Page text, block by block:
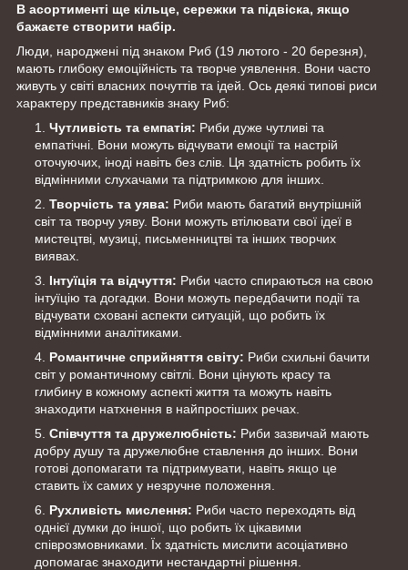
В асортименті ще кільце, сережки та підвіска, якщо
бажаєте створити набір.
Люди, народжені під знаком Риб (19 лютого - 20 березня),
мають глибоку емоційність та творче уявлення. Вони часто
живуть у світі власних почуттів та ідей. Ось деякі типові риси
характеру представників знаку Риб:
Чутливість та емпатія: Риби дуже чутливі та
емпатічні. Вони можуть відчувати емоції та настрій
оточуючих, іноді навіть без слів. Ця здатність робить їх
відмінними слухачами та підтримкою для інших.
Творчість та уява: Риби мають багатий внутрішній
світ та творчу уяву. Вони можуть втілювати свої ідеї в
мистецтві, музиці, письменництві та інших творчих
виявах.
Інтуїція та відчуття: Риби часто спираються на свою
інтуїцію та догадки. Вони можуть передбачити події та
відчувати сховані аспекти ситуацій, що робить їх
відмінними аналітиками.
Романтичне сприйняття світу: Риби схильні бачити
світ у романтичному світлі. Вони цінують красу та
глибину в кожному аспекті життя та можуть навіть
знаходити натхнення в найпростіших речах.
Співчуття та дружелюбність: Риби зазвичай мають
добру душу та дружелюбне ставлення до інших. Вони
готові допомагати та підтримувати, навіть якщо це
ставить їх самих у незручне положення.
Рухливість мислення: Риби часто переходять від
однієї думки до іншої, що робить їх цікавими
співрозмовниками. Їх здатність мислити асоціативно
допомагає знаходити нестандартні рішення.